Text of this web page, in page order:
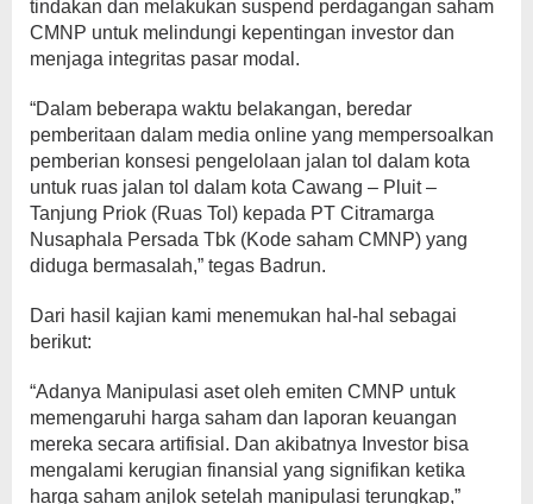
tindakan dan melakukan suspend perdagangan saham
CMNP untuk melindungi kepentingan investor dan
menjaga integritas pasar modal.
“Dalam beberapa waktu belakangan, beredar
pemberitaan dalam media online yang mempersoalkan
pemberian konsesi pengelolaan jalan tol dalam kota
untuk ruas jalan tol dalam kota Cawang – Pluit –
Tanjung Priok (Ruas Tol) kepada PT Citramarga
Nusaphala Persada Tbk (Kode saham CMNP) yang
diduga bermasalah,” tegas Badrun.
Dari hasil kajian kami menemukan hal-hal sebagai
berikut:
“Adanya Manipulasi aset oleh emiten CMNP untuk
memengaruhi harga saham dan laporan keuangan
mereka secara artifisial. Dan akibatnya Investor bisa
mengalami kerugian finansial yang signifikan ketika
harga saham anjlok setelah manipulasi terungkap,”